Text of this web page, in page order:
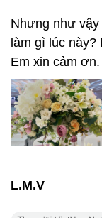
Nhưng như vậy
làm gì lúc
Em xin cảm ơn.
L.M.V